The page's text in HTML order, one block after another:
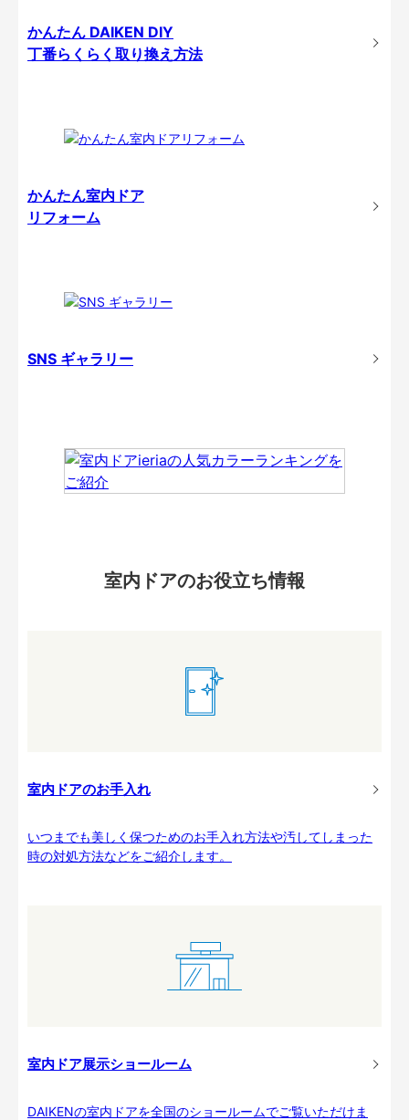
かんたん DAIKEN DIY
丁番らくらく取り換え方法
かんたん室内ドア
リフォーム
SNS ギャラリー
室内ドアのお役立ち情報
室内ドアのお手入れ
いつまでも美しく保つためのお手入れ方法や汚してしまった
時の対処方法などをご紹介します。
室内ドア展示ショールーム
DAIKENの室内ドアを全国のショールームでご覧いただけま